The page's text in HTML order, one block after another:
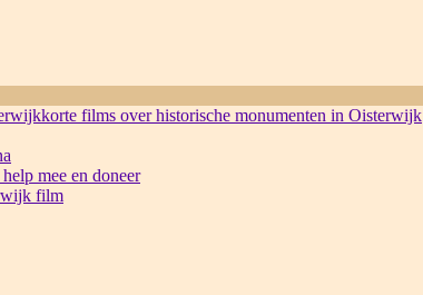
korte films over historische monumenten in Oisterwijk
mee en doneer
film